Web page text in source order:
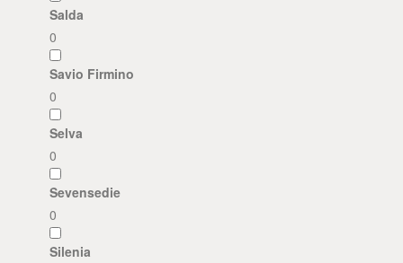
Salda
0
Savio Firmino
0
Selva
0
Sevensedie
0
Silenia